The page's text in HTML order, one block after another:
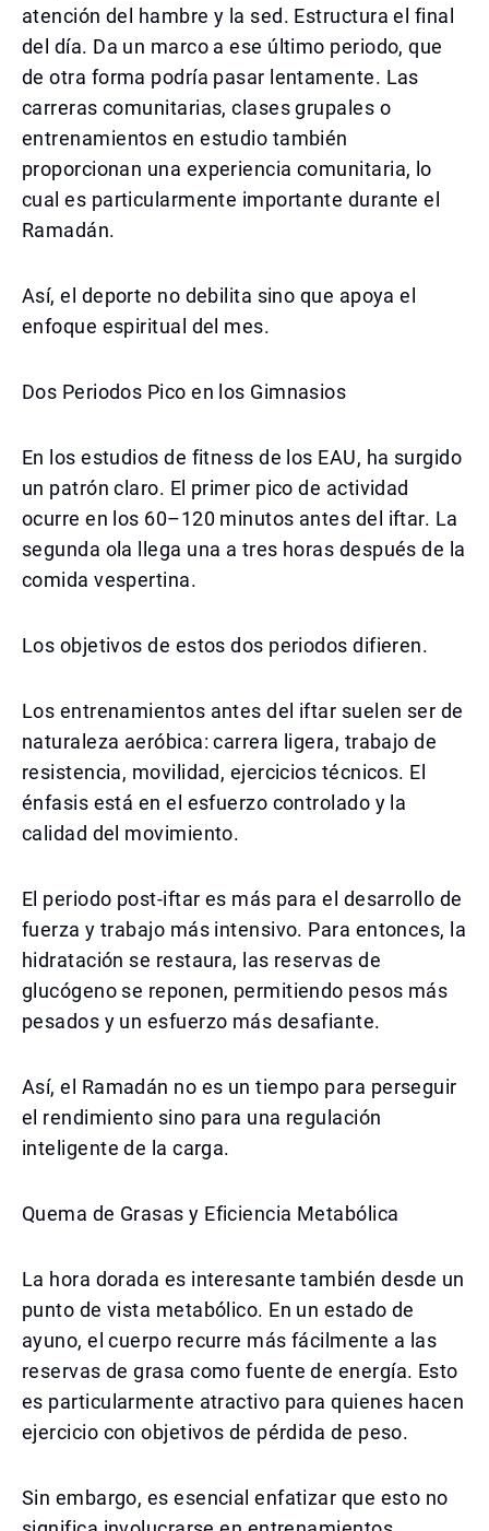
atención del hambre y la sed. Estructura el final
del día. Da un marco a ese último periodo, que
de otra forma podría pasar lentamente. Las
carreras comunitarias, clases grupales o
entrenamientos en estudio también
proporcionan una experiencia comunitaria, lo
cual es particularmente importante durante el
Ramadán.
Así, el deporte no debilita sino que apoya el
enfoque espiritual del mes.
Dos Periodos Pico en los Gimnasios
En los estudios de fitness de los EAU, ha surgido
un patrón claro. El primer pico de actividad
ocurre en los 60–120 minutos antes del iftar. La
segunda ola llega una a tres horas después de la
comida vespertina.
Los objetivos de estos dos periodos difieren.
Los entrenamientos antes del iftar suelen ser de
naturaleza aeróbica: carrera ligera, trabajo de
resistencia, movilidad, ejercicios técnicos. El
énfasis está en el esfuerzo controlado y la
calidad del movimiento.
El periodo post-iftar es más para el desarrollo de
fuerza y trabajo más intensivo. Para entonces, la
hidratación se restaura, las reservas de
glucógeno se reponen, permitiendo pesos más
pesados y un esfuerzo más desafiante.
Así, el Ramadán no es un tiempo para perseguir
el rendimiento sino para una regulación
inteligente de la carga.
Quema de Grasas y Eficiencia Metabólica
La hora dorada es interesante también desde un
punto de vista metabólico. En un estado de
ayuno, el cuerpo recurre más fácilmente a las
reservas de grasa como fuente de energía. Esto
es particularmente atractivo para quienes hacen
ejercicio con objetivos de pérdida de peso.
Sin embargo, es esencial enfatizar que esto no